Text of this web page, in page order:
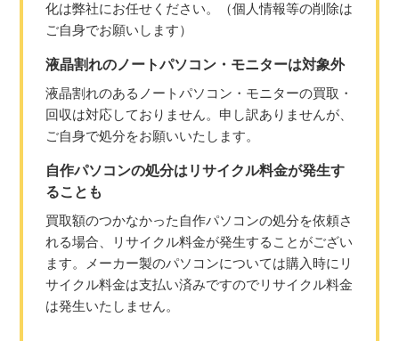
化は弊社にお任せください。（個人情報等の削除は
ご自身でお願いします）
液晶割れのノートパソコン・モニターは対象外
液晶割れのあるノートパソコン・モニターの買取・
回収は対応しておりません。申し訳ありませんが、
ご自身で処分をお願いいたします。
自作パソコンの処分はリサイクル料金が発生す
ることも
買取額のつかなかった自作パソコンの処分を依頼さ
れる場合、リサイクル料金が発生することがござい
ます。メーカー製のパソコンについては購入時にリ
サイクル料金は支払い済みですのでリサイクル料金
は発生いたしません。